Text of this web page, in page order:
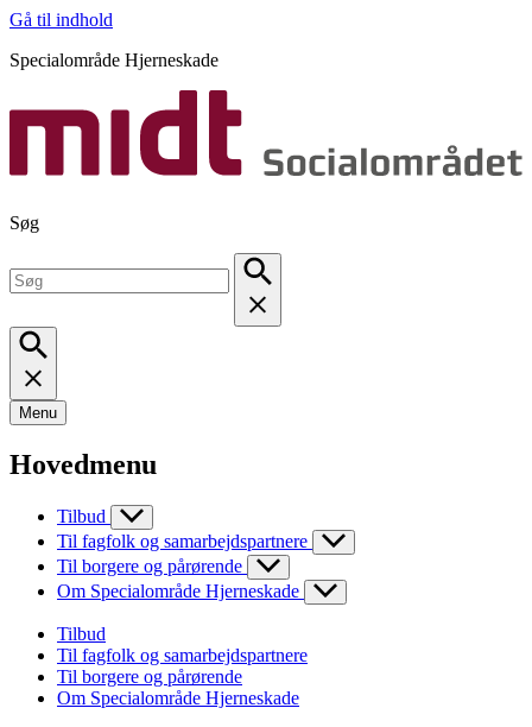
Gå til indhold
Specialområde Hjerneskade
Søg
Menu
Hovedmenu
Tilbud
Til fagfolk og samarbejdspartnere
Til borgere og pårørende
Om Specialområde Hjerneskade
Tilbud
Til fagfolk og samarbejdspartnere
Til borgere og pårørende
Om Specialområde Hjerneskade